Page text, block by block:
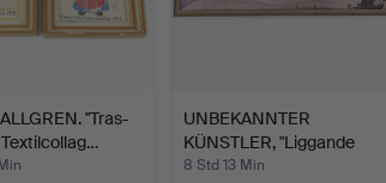
"Tras-
Textilcollag…
UNBEKANNTER
KÜNSTLER, "Liggande
kvinna" Öl…
8 Std 13 Min